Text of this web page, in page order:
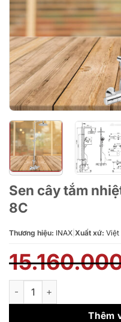
Sen cây tắm
8C
Thương hiệu: INAX Xuất xứ: Việt
Sen cây tắm nhiệt độ Inax
Thêm